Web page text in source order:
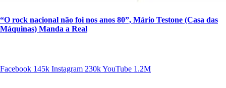
“O rock nacional não foi nos anos 80”, Mário Testone (Casa das
Máquinas) Manda a Real
Facebook 145k Instagram 230kYouTube 1.2M